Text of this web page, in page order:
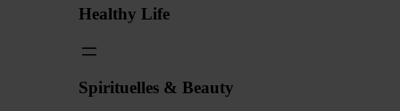
Healthy Life
Spirituelles & Beauty